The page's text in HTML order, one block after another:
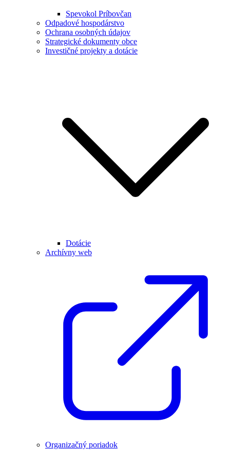
Spevokol Príbovčan
Odpadové hospodárstvo
Ochrana osobných údajov
Strategické dokumenty obce
Investičné projekty a dotácie
Dotácie
Archívny web
Organizačný poriadok